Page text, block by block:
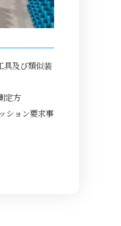
具及び類似装
定方
ション要求事